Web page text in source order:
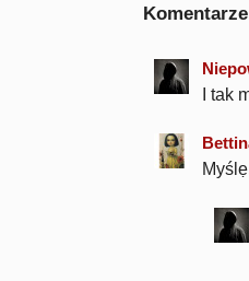
Komentarze
I tak